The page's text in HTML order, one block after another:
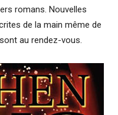
romans. Nouvelles
de la main même de
au rendez-vous.